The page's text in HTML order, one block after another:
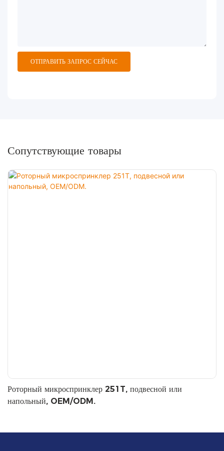
ОТПРАВИТЬ ЗАПРОС СЕЙЧАС
Сопутствующие товары
Роторный микроспринклер 251T, подвесной или
напольный, OEM/ODM.